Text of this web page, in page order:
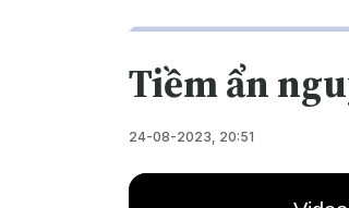
Tiềm ẩn
24-08-2023, 20:51
This